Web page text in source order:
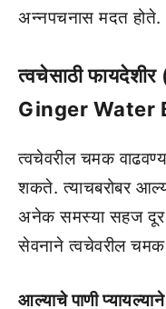
अन्नपचनास मदत होते.
त्वचेसाठी
Ginger Water
त्वचेवरील चमक
शकते. त्याचबरोबर
अनेक समस्या सहज दूर
सेवनाने त्वचेवरील
आल्याचे पाणी